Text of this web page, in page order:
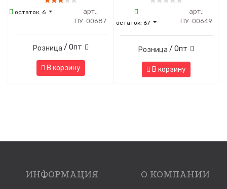
остаток:6
арт.:
ПУ-00687
Розница / Опт
В корзину
остаток:67
арт.:
ПУ-00649
Розница / Опт
В корзину
ИНФОРМАЦИЯ О КОМПАНИИ